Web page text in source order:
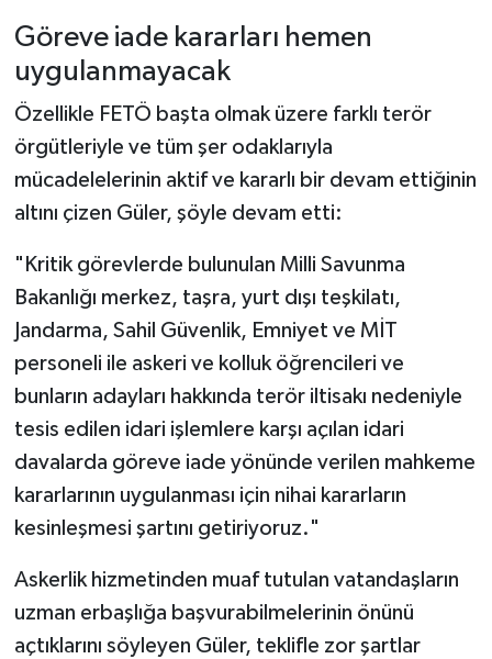
Göreve iade kararları hemen
uygulanmayacak
Özellikle FETÖ başta olmak üzere farklı terör
örgütleriyle ve tüm şer odaklarıyla
mücadelelerinin aktif ve kararlı bir devam ettiğinin
altını çizen Güler, şöyle devam etti:
"Kritik görevlerde bulunulan Milli Savunma
Bakanlığı merkez, taşra, yurt dışı teşkilatı,
Jandarma, Sahil Güvenlik, Emniyet ve MİT
personeli ile askeri ve kolluk öğrencileri ve
bunların adayları hakkında terör iltisakı nedeniyle
tesis edilen idari işlemlere karşı açılan idari
davalarda göreve iade yönünde verilen mahkeme
kararlarının uygulanması için nihai kararların
kesinleşmesi şartını getiriyoruz."
Askerlik hizmetinden muaf tutulan vatandaşların
uzman erbaşlığa başvurabilmelerinin önünü
açtıklarını söyleyen Güler, teklifle zor şartlar